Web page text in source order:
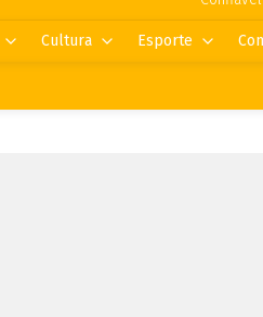
Cultura Esporte